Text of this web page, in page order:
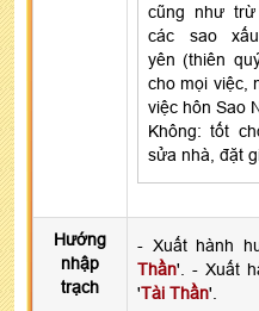
cũng như
các sao
yên (thiên
cho mọi việc,
việc hôn Sao
Không: tốt
sửa nhà, đặt
Hướng
nhập
trạch
- Xuất hành
Thần'. - Xuất
'Tài Thần'.